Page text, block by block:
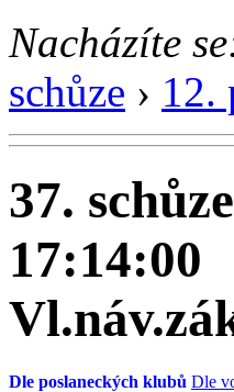
Nacházíte
schůze › 12.
37.
17:14:00
Dle poslaneckých klubů Dle